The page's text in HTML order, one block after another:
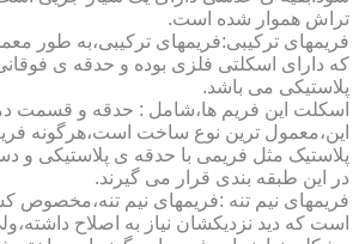
تراش هموار شده است.
فریمهای ترکیبی:فریمهای ترکیبی،به طور
که دارای اسکلتی فلزی بوده و حدقه ی
پلاستیکی می باشد.
اسکلت این فریم ها،شامل : حدقه و قسمت
این،معمول ترین نوع ساخت است،هرگونه
پلاستیک مثل فریمی با حدقه ی پلاستیکی و
در این طبقه بندی قرار می گیرند.
فریمهای نیم تنه :فریمهای نیم تنه،مخصوص
است که دید نزدیکشان نیاز به اصلاح